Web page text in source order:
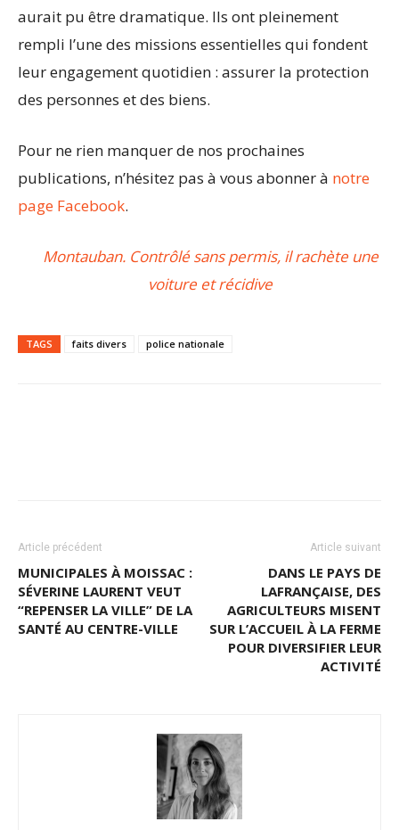
aurait pu être dramatique. Ils ont pleinement
rempli l’une des missions essentielles qui fondent
leur engagement quotidien : assurer la protection
des personnes et des biens.
Pour ne rien manquer de nos prochaines
publications, n’hésitez pas à vous abonner à notre
page Facebook.
Montauban. Contrôlé sans permis, il rachète une
voiture et récidive
TAGS faits divers police nationale
Article précédent
MUNICIPALES À MOISSAC :
SÉVERINE LAURENT VEUT
“REPENSER LA VILLE” DE LA
SANTÉ AU CENTRE-VILLE
Article suivant
DANS LE PAYS DE
LAFRANÇAISE, DES
AGRICULTEURS MISENT
SUR L’ACCUEIL À LA FERME
POUR DIVERSIFIER LEUR
ACTIVITÉ